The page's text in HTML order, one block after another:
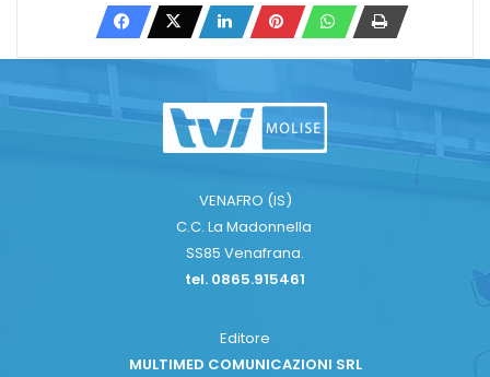
VENAFRO (IS)
C.C. La Madonnella
SS85 Venafrana.
tel. 0865.915461
Editore
MULTIMED COMUNICAZIONI SRL